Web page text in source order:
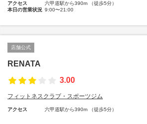
アクセス
六甲道駅から390m （徒歩5分）
本日の営業状況 9:00〜21:00
店舗公式
RENATA
3.00
フィットネスクラブ・スポーツジム
アクセス 六甲道駅から390m （徒歩5分）